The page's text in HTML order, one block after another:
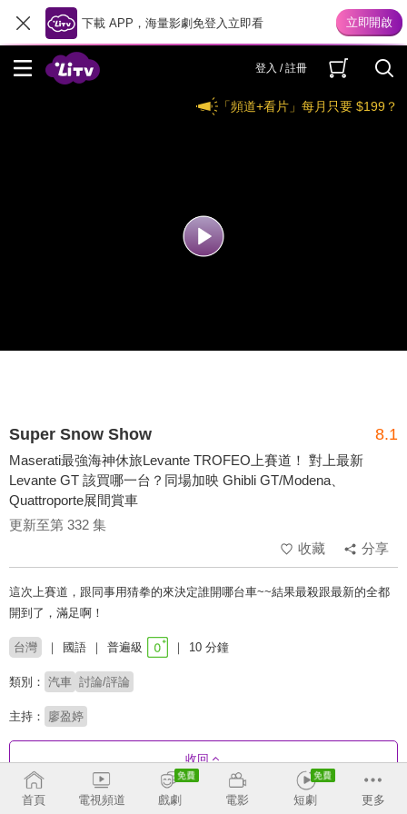
下載 APP，海量影劇免登入立即看
登入 / 註冊
「頻道+看片」每月只要 $199？
Super Snow Show 8.1
Maserati最強海神休旅Levante TROFEO上賽道！ 對上最新
Levante GT 該買哪一台？同場加映 Ghibli GT/Modena、
Quattroporte展間賞車
更新至第 332 集
收藏
分享
這次上賽道，跟同事用猜拳的來決定誰開哪台車~~結果最殺跟最新的全都
開到了，滿足啊！
台灣 國語 普遍級 10 分鐘
類別： 汽車 討論/評論
主持： 廖盈婷
收回
首頁 電視頻道 戲劇 電影 短劇 更多